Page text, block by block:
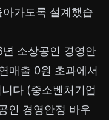
가도록 설계했습
소상공인 경영안
매출 0원 초과에서
다 (중소벤처기업
인 경영안정 바우